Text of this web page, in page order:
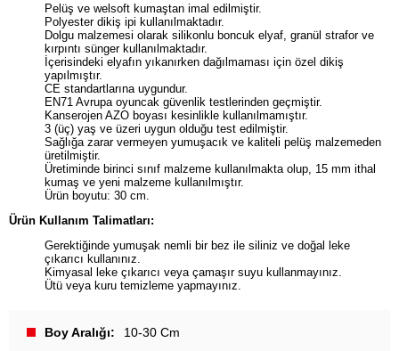
Pelüş ve welsoft kumaştan imal edilmiştir.
Polyester dikiş ipi kullanılmaktadır.
Dolgu malzemesi olarak silikonlu boncuk elyaf, granül strafor ve
kırpıntı sünger kullanılmaktadır.
İçerisindeki elyafın yıkanırken dağılmaması için özel dikiş
yapılmıştır.
CE standartlarına uygundur.
EN71 Avrupa oyuncak güvenlik testlerinden geçmiştir.
Kanserojen AZO boyası kesinlikle kullanılmamıştır.
3 (üç) yaş ve üzeri uygun olduğu test edilmiştir.
Sağlığa zarar vermeyen yumuşacık ve kaliteli pelüş malzemeden
üretilmiştir.
Üretiminde birinci sınıf malzeme kullanılmakta olup, 15 mm ithal
kumaş ve yeni malzeme kullanılmıştır.
Ürün boyutu: 30 cm.
Ürün Kullanım Talimatları:
Gerektiğinde yumuşak nemli bir bez ile siliniz ve doğal leke
çıkarıcı kullanınız.
Kimyasal leke çıkarıcı veya çamaşır suyu kullanmayınız.
Ütü veya kuru temizleme yapmayınız.
Boy Aralığı
10-30 Cm